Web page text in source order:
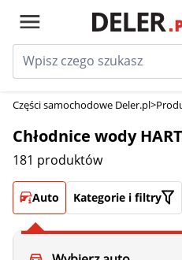
Części samochodowe Deler.pl>
Chłodnice wody HART
181 produktów
Auto Kategorie i filtry